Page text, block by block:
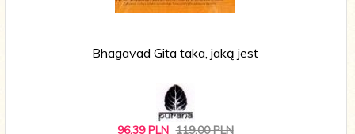
Bhagavad Gita taka, jaką jest
96,39 PLN 119,00 PLN